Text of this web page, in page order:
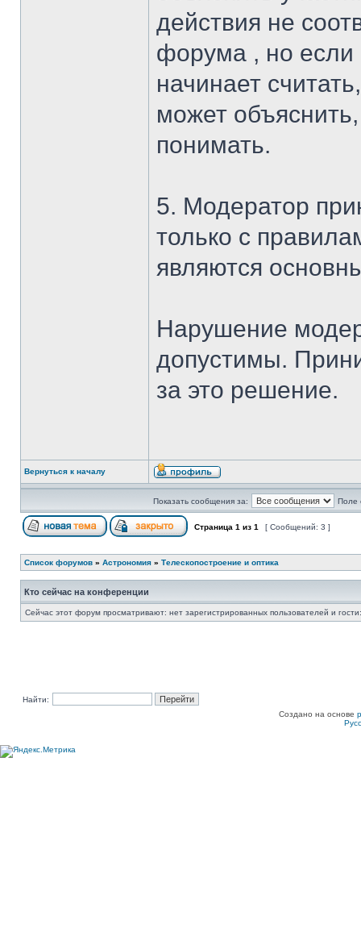
действия не
форума , но если
начинает
может
понимать.
5. Модератор
только с
являются
Нарушение
допустимы.
за это решение.
Вернуться к началу
Показать сообщения за: Поле
Страница 1 из 1 [ Сообщений: 3 ]
Список форумов » Астрономия » Телескопостроение и оптика
Кто сейчас на конференции
Сейчас этот форум просматривают: нет зарегистрированных пользователей и
Найти:
Создано на основе